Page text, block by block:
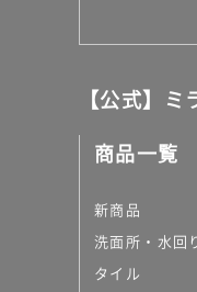
【公式】
商品一覧
新商品
洗面所・水回
タイル